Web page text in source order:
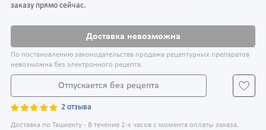
заказу прямо сейчас.
Доставка невозможна
По постановлению законодательства продажа рецептурных препаратов
невозможна без электронного рецепта.
Отпускается без рецепта
2 отзыва
Доставка по Ташкенту - В течение 2-х часов с момента оплаты заказа.